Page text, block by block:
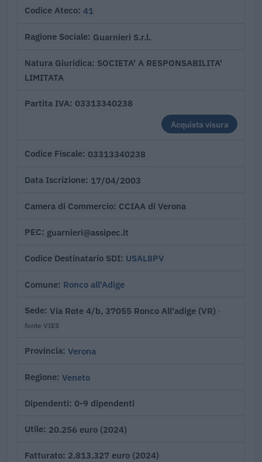
Codice Ateco 41
Ragione Sociale Guarnieri S.r.l.
Natura Giuridica SOCIETA' A RESPONSABILITA'
LIMITATA
Partita IVA 03313340238
Acquista visura
Codice Fiscale 03313340238
Data Iscrizione 17/04/2003
Camera di Commercio CCIAA di Verona
PEC guarnieri@assipec.it
Codice Destinatario SDI USAL8PV
Comune Ronco all'Adige
Sede Via Rote 4/b, 37055 Ronco All'adige (VR) ·
fonte VIES
Provincia Verona
Regione Veneto
Dipendenti 0-9 dipendenti
Utile 20.256 euro (2024)
Fatturato 2.813.327 euro (2024)